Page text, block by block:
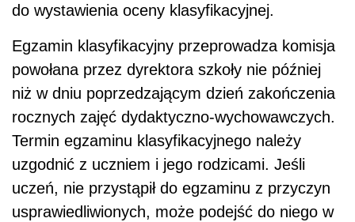
do wystawienia oceny klasyfikacyjnej.
Egzamin klasyfikacyjny przeprowadza komisja
powołana przez dyrektora szkoły nie później
niż w dniu poprzedzającym dzień zakończenia
rocznych zajęć dydaktyczno-wychowawczych.
Termin egzaminu klasyfikacyjnego należy
uzgodnić z uczniem i jego rodzicami. Jeśli
uczeń, nie przystąpił do egzaminu z przyczyn
usprawiedliwionych, może podejść do niego w